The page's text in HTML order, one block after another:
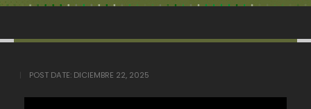
POST DATE: DICIEMBRE 22, 2025